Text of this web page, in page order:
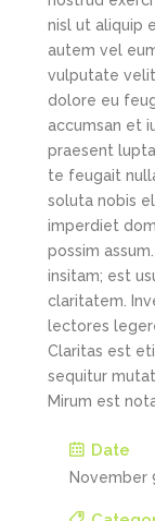
nisl ut aliquip
autem vel
vulputate
dolore eu
accumsan et
praesent
te feugait
soluta nobis
imperdiet
possim
insitam; est
claritatem.
lectores
Claritas est
sequitur
Mirum est
Date
November